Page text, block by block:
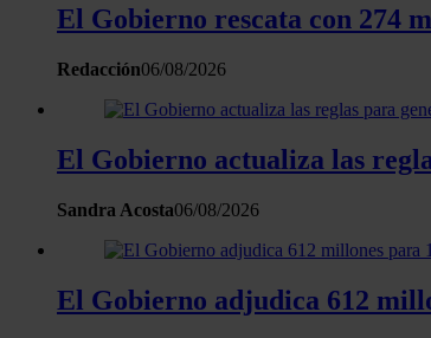
El Gobierno rescata con 274
Redacción06/08/2026
El Gobierno actualiza las
Sandra Acosta06/08/2026
El Gobierno adjudica 612